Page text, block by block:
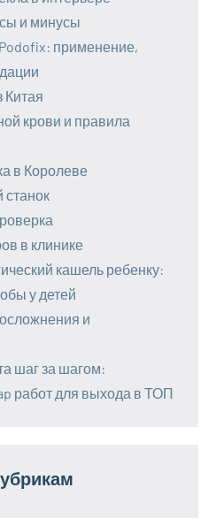
и минусы
применение,
Китая
крови и правила
в Королеве
в клинике
кашель ребенку:
у детей
и
шаг за шагом:
работ для выхода в ТОП